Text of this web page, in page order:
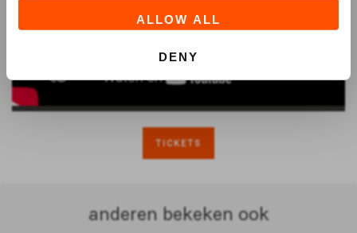
ALLOW ALL
DENY
TICKETS
anderen bekeken ook